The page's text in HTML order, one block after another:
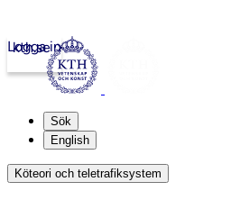
kth.se
Logga in
Sök
English
Köteori och teletrafiksystem